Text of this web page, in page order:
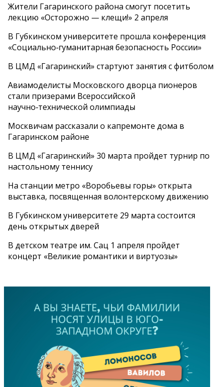
Жители Гагаринского района смогут посетить
лекцию «Осторожно — клещи!» 2 апреля
В Губкинском университете прошла конференция
«Социально‑гуманитарная безопасность России»
В ЦМД «Гагаринский» стартуют занятия с фитболом
Авиамоделисты Московского дворца пионеров
стали призерами Всероссийской
научно‑технической олимпиады
Москвичам рассказали о капремонте дома в
Гагаринском районе
В ЦМД «Гагаринский» 30 марта пройдет турнир по
настольному теннису
На станции метро «Воробьевы горы» открыта
выставка, посвященная волонтерскому движению
В Губкинском университете 29 марта состоится
день открытых дверей
В детском театре им. Сац 1 апреля пройдет
концерт «Великие романтики и виртуозы»